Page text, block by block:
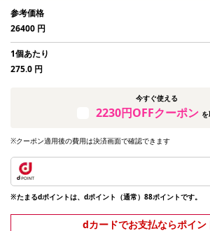
参考価格
26400 円
1個あたり
275.0 円
今すぐ使える
2230円OFFクーポン
※クーポン適用後の費用は決済画面で確認できます
※たまるdポイントは、dポイント（通常）88ポイントです。
dカードでお支払ならポイン